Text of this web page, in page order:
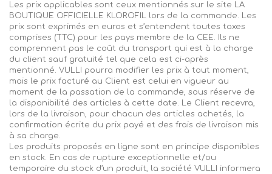
Les prix applicables sont ceux mentionnés sur le site LA
BOUTIQUE OFFICIELLE KLOROFIL lors de la commande. Les
prix sont exprimés en euros et s’entendent toutes taxes
comprises (TTC) pour les pays membre de la CEE. Ils ne
comprennent pas le coût du transport qui est à la charge
du client sauf gratuité tel que cela est ci-après
mentionné. VULLI pourra modifier les prix à tout moment,
mais le prix facturé au Client est celui en vigueur au
moment de la passation de la commande, sous réserve de
la disponibilité des articles à cette date. Le Client recevra,
lors de la livraison, pour chacun des articles achetés, la
confirmation écrite du prix payé et des frais de livraison mis
à sa charge.
Les produits proposés en ligne sont en principe disponibles
en stock. En cas de rupture exceptionnelle et/ou
temporaire du stock d’un produit, la société VU LLI informera